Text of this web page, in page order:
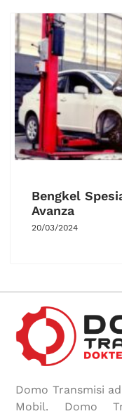
Bengkel
Avanza
20/03/2024
Domo Transmisi
Mobil. Domo